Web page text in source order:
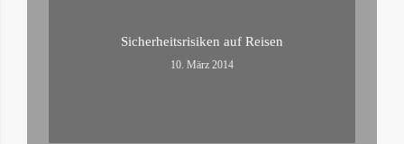
Sicherheitsrisiken auf Reisen
10. März 2014